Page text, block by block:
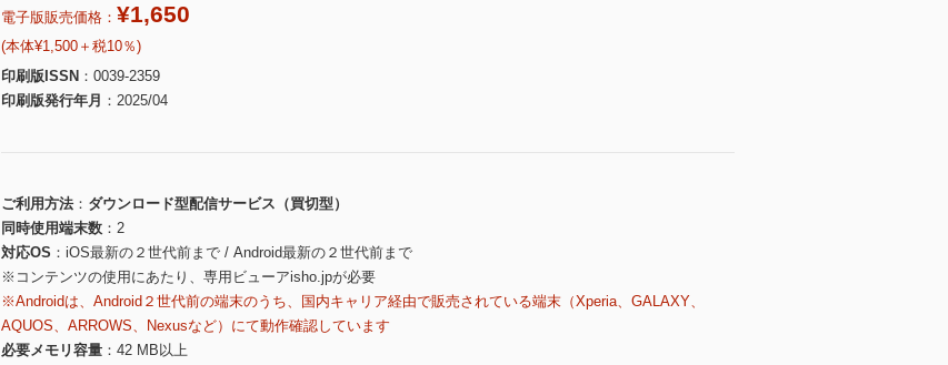
電子版販売価格： ¥1,650
(本体¥1,500＋税10％)
印刷版ISSN
0039-2359
印刷版発行年月
2025/04
ご利用方法
ダウンロード型配信サービス（買切型）
同時使用端末数
2
対応OS
iOS最新の２世代前まで / Android最新の２世代前まで
※コンテンツの使用にあたり、専用ビューアisho.jpが必要
※Androidは、Android２世代前の端末のうち、国内キャリア経由で販売されている端末（Xperia、GALAXY、
AQUOS、ARROWS、Nexusなど）にて動作確認しています
必要メモリ容量
42 MB以上